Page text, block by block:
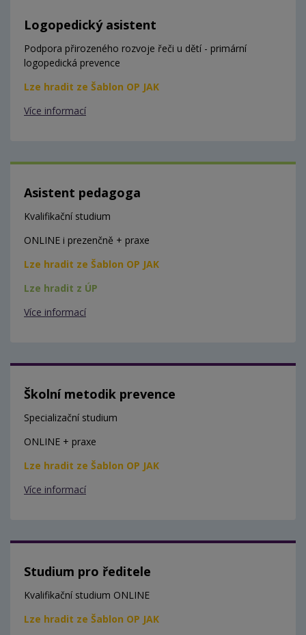
Logopedický asistent
Podpora přirozeného rozvoje řeči u dětí - primární
logopedická prevence
Lze hradit ze Šablon OP JAK
Více informací
Asistent pedagoga
Kvalifikační studium
ONLINE i prezenčně + praxe
Lze hradit ze Šablon OP JAK
Lze hradit z ÚP
Více informací
Školní metodik prevence
Specializační studium
ONLINE + praxe
Lze hradit ze Šablon OP JAK
Více informací
Studium pro ředitele
Kvalifikační studium ONLINE
Lze hradit ze Šablon OP JAK